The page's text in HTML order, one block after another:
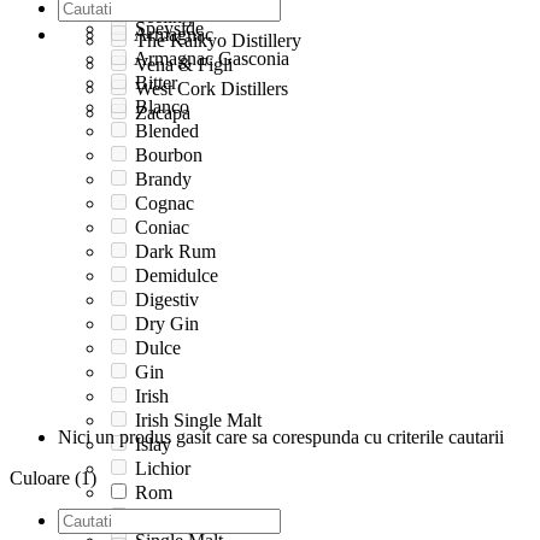
Teeling
The Kaikyo Distillery
Vena & Figli
West Cork Distillers
Zacapa
Speyside
Armagnac
Armagnac Gasconia
Bitter
Blanco
Blended
Bourbon
Brandy
Cognac
Coniac
Dark Rum
Demidulce
Digestiv
Dry Gin
Dulce
Gin
Irish
Irish Single Malt
Islay
Lichior
Rom
Rum
Nici un produs gasit care sa corespunda cu criterile cautarii
Culoare (1)